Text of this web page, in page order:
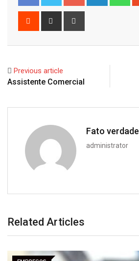
Reddit
Share
Previous article
Assistente Comercial
Fato verdade
administrator
Related Articles